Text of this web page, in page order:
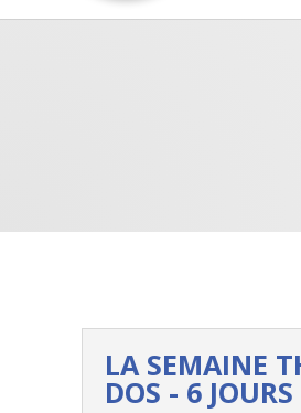
LA SEMAINE
DOS - 6 JOURS